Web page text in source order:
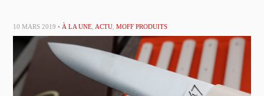
10 MARS 2019 • À LA UNE ACTU ,MOFF PRODUITS